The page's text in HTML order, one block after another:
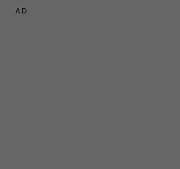
AD